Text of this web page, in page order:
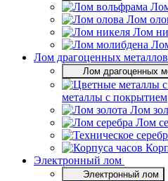
Лом
Лом
Лом драгоценных металлов
Лом драгоценных
металлы с покрытием
Лом
Лом
Электронный лом
Электронный лом